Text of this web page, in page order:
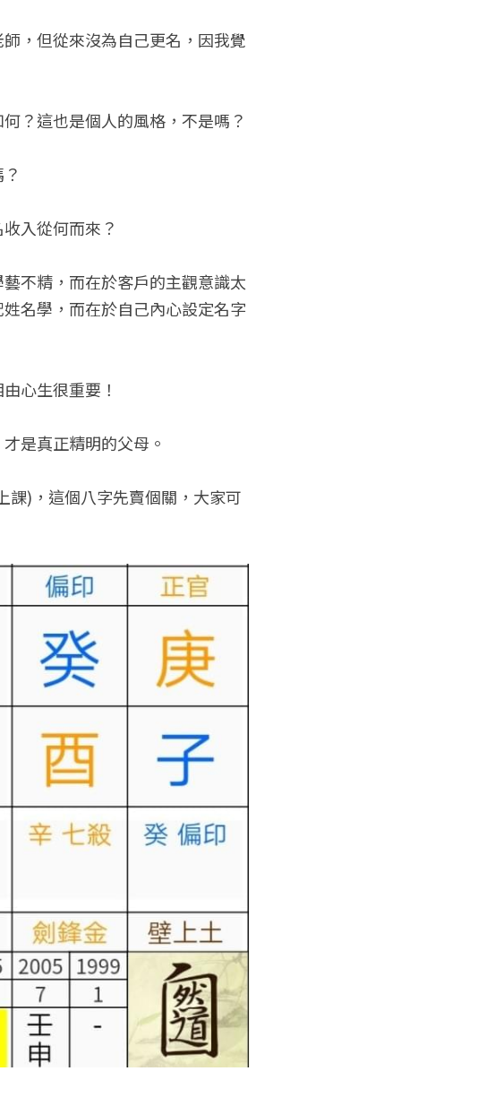
，但從來沒為自己更名，因我覺
？這也是個人的風格，不是嗎？
入從何而來？
不精，而在於客戶的主觀意識太
名學，而在於自己內心設定名字
心生很重要！
是真正精明的父母。
課)，這個八字先賣個關，大家可